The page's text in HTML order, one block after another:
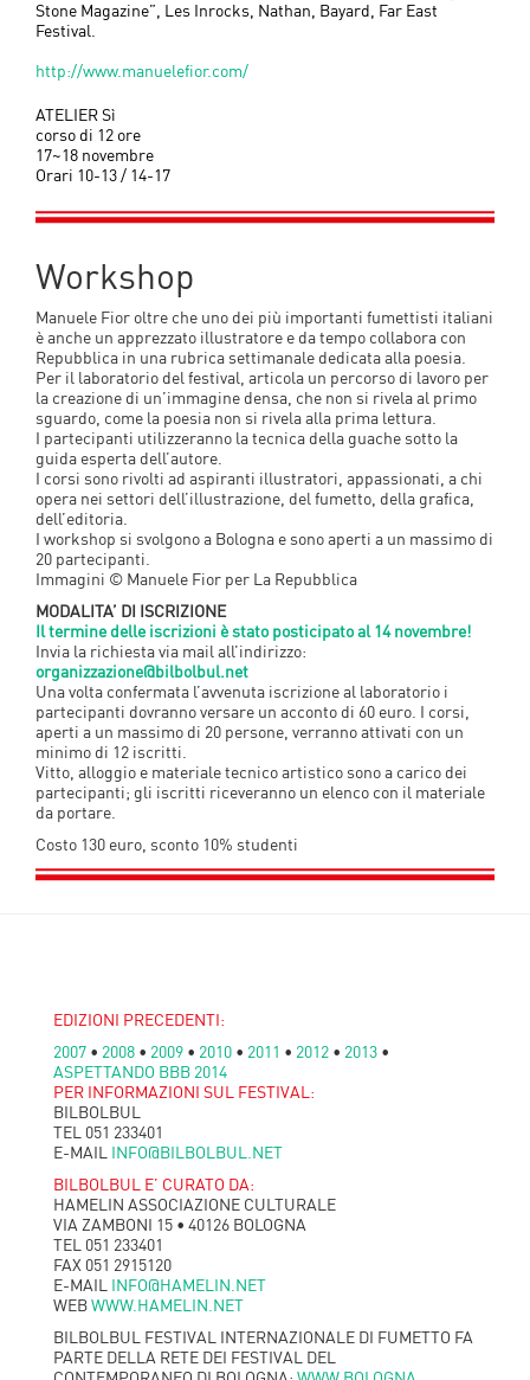
Stone Magazine”, Les Inrocks, Nathan, Bayard, Far East
Festival.
http://www.manuelefior.com/
ATELIER Sì
corso di 12 ore
17~18 novembre
Orari 10-13 / 14-17
Workshop
Manuele Fior oltre che uno dei più importanti fumettisti italiani
è anche un apprezzato illustratore e da tempo collabora con
Repubblica in una rubrica settimanale dedicata alla poesia.
Per il laboratorio del festival, articola un percorso di lavoro per
la creazione di un’immagine densa, che non si rivela al primo
sguardo, come la poesia non si rivela alla prima lettura.
I partecipanti utilizzeranno la tecnica della guache sotto la
guida esperta dell’autore.
I corsi sono rivolti ad aspiranti illustratori, appassionati, a chi
opera nei settori dell’illustrazione, del fumetto, della grafica,
dell’editoria.
I workshop si svolgono a Bologna e sono aperti a un massimo di
20 partecipanti.
Immagini © Manuele Fior per La Repubblica
MODALITA’ DI ISCRIZIONE
Il termine delle iscrizioni è stato posticipato al 14 novembre!
Invia la richiesta via mail all’indirizzo:
organizzazione@bilbolbul.net
Una volta confermata l’avvenuta iscrizione al laboratorio i
partecipanti dovranno versare un acconto di 60 euro. I corsi,
aperti a un massimo di 20 persone, verranno attivati con un
minimo di 12 iscritti.
Vitto, alloggio e materiale tecnico artistico sono a carico dei
partecipanti; gli iscritti riceveranno un elenco con il materiale
da portare.
Costo 130 euro, sconto 10% studenti
EDIZIONI PRECEDENTI:
2007 • 2008 • 2009 • 2010 • 2011 • 2012 • 2013 •
ASPETTANDO BBB 2014
PER INFORMAZIONI SUL FESTIVAL:
BILBOLBUL
TEL 051 233401
E-MAIL INFO@BILBOLBUL.NET
BILBOLBUL E’ CURATO DA:
HAMELIN ASSOCIAZIONE CULTURALE
VIA ZAMBONI 15 • 40126 BOLOGNA
TEL 051 233401
FAX 051 2915120
E-MAIL INFO@HAMELIN.NET
WEBWWW.HAMELIN.NET
BILBOLBUL FESTIVAL INTERNAZIONALE DI FUMETTO FA
PARTE DELLA RETE DEI FESTIVAL DEL